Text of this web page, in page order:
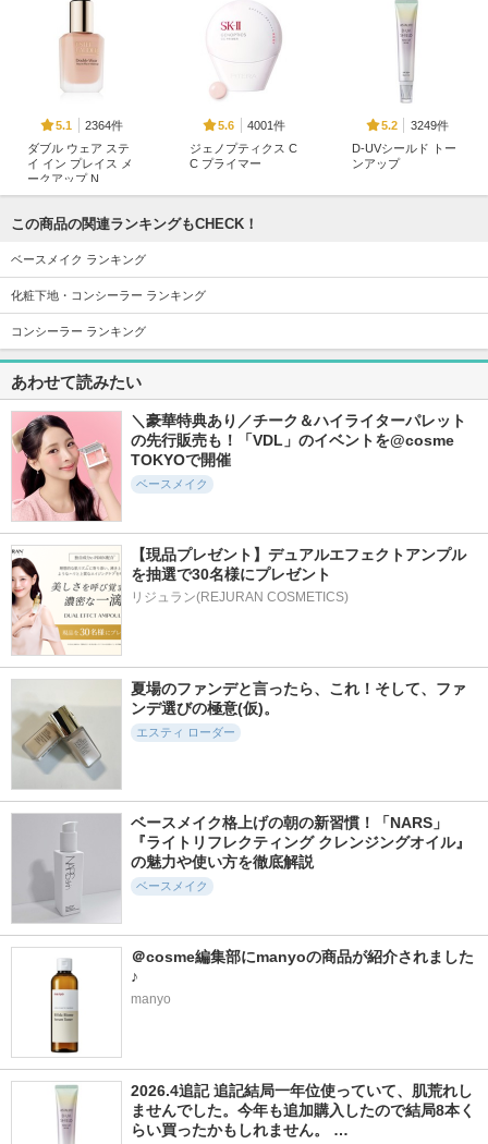
5.1
2364件
ダブル ウェア ステ
イ イン プレイス メ
ークアップ N
5.6
4001件
ジェノプティクス C
C プライマー
5.2
3249件
D-UVシールド トー
ンアップ
5.4
3273件
プリズム・リーブ
ル・スキンケアリン
グ・コレクター
ジバンシイ
ライトリフレクティ
NARS
リアル フローレス
ローラ メルシエ
5.2
19822件
ダブル ウェア ステ
イ イン プレイス メ
ークアップ SPF10/
PA++
エスティ ローダー
5.6
8639件
ディオールスキン
ディオール
5.8
20929件
ヴォワールコレクチ
クレ・ド・ポー ボー
5.8
284件
ダブル ウェア シア
ー フラッタリー ル
ース パウダー
エスティ ローダー
5.5
20277件
ライトリフレクティ
ングセッティングパ
5.4
インテンシブ セラ
ム ラディアンス プ
ライマー
ボビイ ブラウン
N
ランコム
ンシーラー
M・A・C
この商品の関連ランキングもCHECK！
ベースメイク ランキング
化粧下地・コンシーラー ランキング
コンシーラー ランキング
あわせて読みたい
＼豪華特典あり／チーク＆ハイライターパレット
の先行販売も！「VDL」のイベントを@cosme
TOKYOで開催
ベースメイク
【現品プレゼント】デュアルエフェクトアンプル
を抽選で30名様にプレゼント
リジュラン(REJURAN COSMETICS)
夏場のファンデと言ったら、これ！そして、ファ
ンデ選びの極意(仮)。
エスティ ローダー
ベースメイク格上げの朝の新習慣！「NARS」
『ライトリフレクティング クレンジングオイル』
の魅力や使い方を徹底解説
ベースメイク
＠cosme編集部にmanyoの商品が紹介されました
♪
manyo
2026.4追記 追記結局一年位使っていて、肌荒れし
ませんでした。今年も追加購入したので結局8本く
らい買ったかもしれません。 …